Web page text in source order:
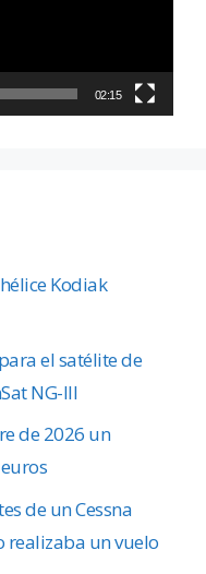
02:15
Kodiak
el satélite de
NG-III
de 2026 un
de un Cessna
realizaba un vuelo